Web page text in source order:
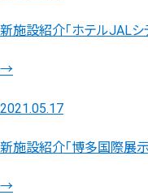
新施設紹介「ホテルJALシ
→
2021.05.17
新施設紹介「博多国際展示
→